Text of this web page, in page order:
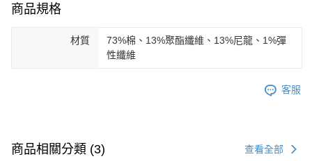
商品規格
材質
73%棉、13%聚酯纖維、13%尼龍、1%彈
性纖維
客服
商品相關分類 (3) 查看全部